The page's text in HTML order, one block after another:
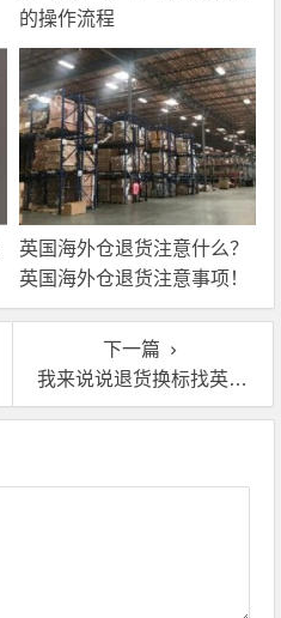
的操作流程
英国海外仓退货注意什么？
英国海外仓退货注意事项！
下一篇
我来说说退货换标找英国海外仓哪家比较靠谱？